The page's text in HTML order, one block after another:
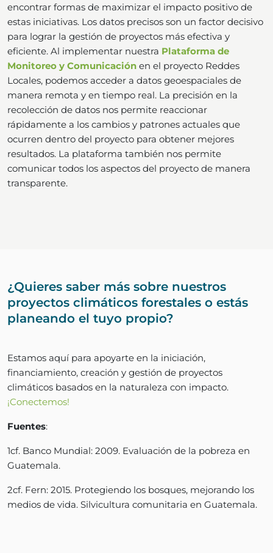
encontrar formas de maximizar el impacto positivo de
estas iniciativas. Los datos precisos son un factor decisivo
para lograr la gestión de proyectos más efectiva y
eficiente. Al implementar nuestra Plataforma de
Monitoreo y Comunicación en el proyecto Reddes
Locales, podemos acceder a datos geoespaciales de
manera remota y en tiempo real. La precisión en la
recolección de datos nos permite reaccionar
rápidamente a los cambios y patrones actuales que
ocurren dentro del proyecto para obtener mejores
resultados. La plataforma también nos permite
comunicar todos los aspectos del proyecto de manera
transparente.
¿Quieres saber más sobre nuestros
proyectos climáticos forestales o estás
planeando el tuyo propio?
Estamos aquí para apoyarte en la iniciación,
financiamiento, creación y gestión de proyectos
climáticos basados en la naturaleza con impacto.
¡Conectemos!
Fuentes:
1cf. Banco Mundial: 2009. Evaluación de la pobreza en
Guatemala.
2cf. Fern: 2015. Protegiendo los bosques, mejorando los
medios de vida. Silvicultura comunitaria en Guatemala.